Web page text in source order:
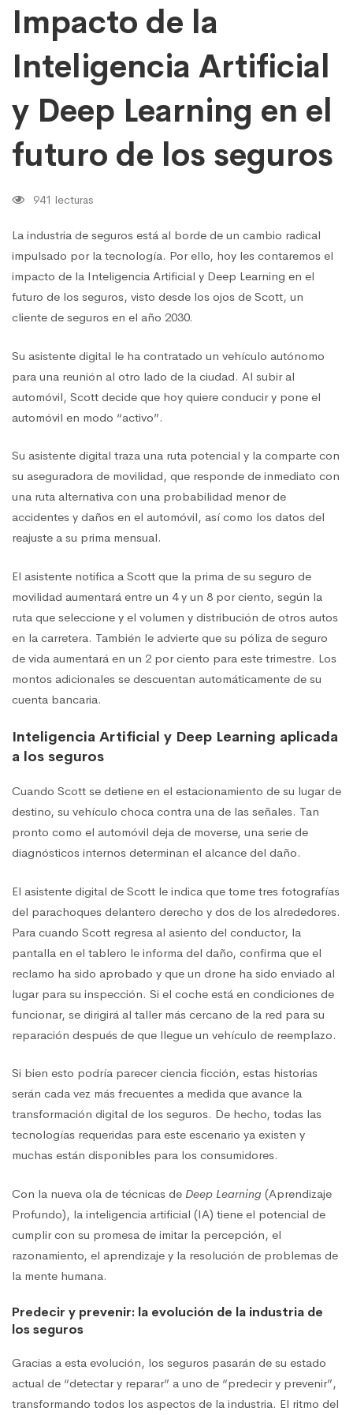
futuro
de
los
seguros
Impacto de la
Inteligencia Artificial
y Deep Learning en el
futuro de los seguros
941 lecturas
La industria de seguros está al borde de un cambio radical
impulsado por la tecnología. Por ello, hoy les contaremos el
impacto de la Inteligencia Artificial y Deep Learning en el
futuro de los seguros, visto desde los ojos de Scott, un
cliente de seguros en el año 2030.
Su asistente digital le ha contratado un vehículo autónomo
para una reunión al otro lado de la ciudad. Al subir al
automóvil, Scott decide que hoy quiere conducir y pone el
automóvil en modo “activo”.
Su asistente digital traza una ruta potencial y la comparte con
su aseguradora de movilidad, que responde de inmediato con
una ruta alternativa con una probabilidad menor de
accidentes y daños en el automóvil, así como los datos del
reajuste a su prima mensual.
El asistente notifica a Scott que la prima de su seguro de
movilidad aumentará entre un 4 y un 8 por ciento, según la
ruta que seleccione y el volumen y distribución de otros autos
en la carretera. También le advierte que su póliza de seguro
de vida aumentará en un 2 por ciento para este trimestre. Los
montos adicionales se descuentan automáticamente de su
cuenta bancaria.
Inteligencia Artificial y Deep Learning aplicada
a los seguros
Cuando Scott se detiene en el estacionamiento de su lugar de
destino, su vehículo choca contra una de las señales. Tan
pronto como el automóvil deja de moverse, una serie de
diagnósticos internos determinan el alcance del daño.
El asistente digital de Scott le indica que tome tres fotografías
del parachoques delantero derecho y dos de los alrededores.
Para cuando Scott regresa al asiento del conductor, la
pantalla en el tablero le informa del daño, confirma que el
reclamo ha sido aprobado y que un drone ha sido enviado al
lugar para su inspección. Si el coche está en condiciones de
funcionar, se dirigirá al taller más cercano de la red para su
reparación después de que llegue un vehículo de reemplazo.
Si bien esto podría parecer ciencia ficción, estas historias
serán cada vez más frecuentes a medida que avance la
transformación digital de los seguros. De hecho, todas las
tecnologías requeridas para este escenario ya existen y
muchas están disponibles para los consumidores.
Con la nueva ola de técnicas de Deep Learning (Aprendizaje
Profundo), la inteligencia artificial (IA) tiene el potencial de
cumplir con su promesa de imitar la percepción, el
razonamiento, el aprendizaje y la resolución de problemas de
la mente humana.
Predecir y prevenir: la evolución de la industria de
los seguros
Gracias a esta evolución, los seguros pasarán de su estado
actual de “detectar y reparar” a uno de “predecir y prevenir”,
transformando todos los aspectos de la industria. El ritmo del